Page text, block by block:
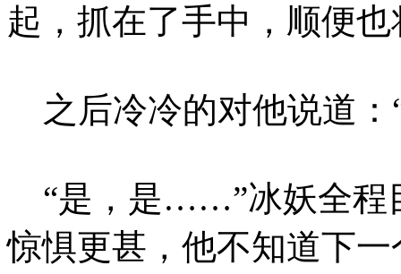
起，抓在了手中，顺便
之后冷冷的对他说道：
“是，是……”冰妖全程
惊惧更甚，他不知道下